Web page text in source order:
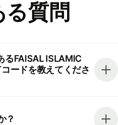
る質問
るFAISAL ISLAMIC
ードを教えてくださ
？